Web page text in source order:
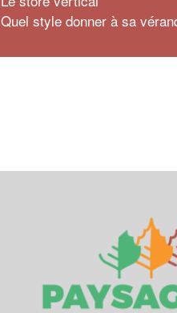
Quel style donner à sa